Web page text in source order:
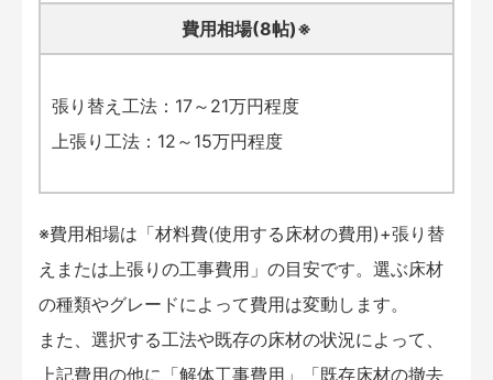
費用相場(8帖)※
張り替え工法：17～21万円程度
上張り工法：12～15万円程度
※費用相場は「材料費(使用する床材の費用)+張り替
えまたは上張りの工事費用」の目安です。選ぶ床材
の種類やグレードによって費用は変動します。
また、選択する工法や既存の床材の状況によって、
上記費用の他に「解体工事費用」「既存床材の撤去